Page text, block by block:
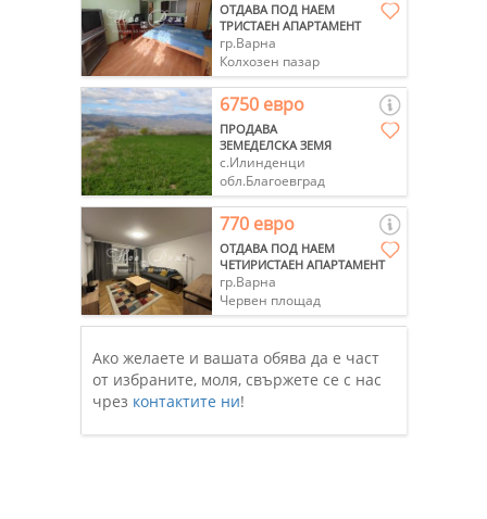
ОТДАВА ПОД НАЕМ
ТРИСТАЕН АПАРТАМЕНТ
гр.Варна
Колхозен пазар
6750 евро
ПРОДАВА
ЗЕМЕДЕЛСКА ЗЕМЯ
с.Илинденци
обл.Благоевград
770 евро
ОТДАВА ПОД НАЕМ
ЧЕТИРИСТАЕН АПАРТАМЕНТ
гр.Варна
Червен площад
Ако желаете и вашата обява да е част
от избраните, моля, свържете се с нас
чрез контактите ни!